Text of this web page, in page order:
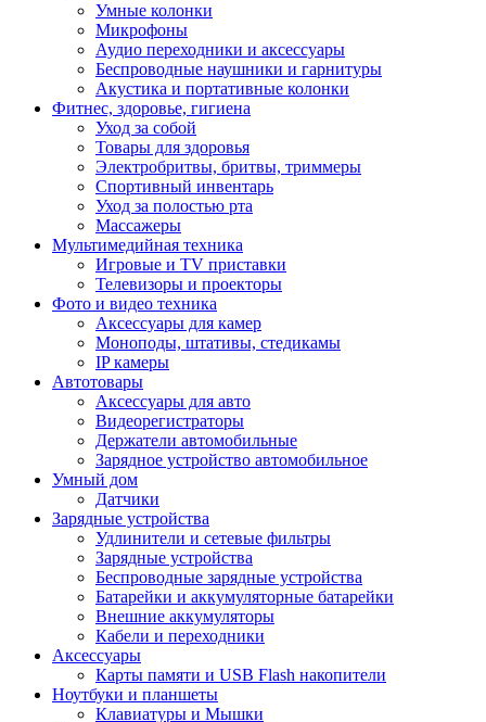
Умные колонки
Микрофоны
Аудио переходники и аксессуары
Беспроводные наушники и гарнитуры
Акустика и портативные колонки
Фитнес, здоровье, гигиена
Уход за собой
Товары для здоровья
Электробритвы, бритвы, триммеры
Спортивный инвентарь
Уход за полостью рта
Массажеры
Мультимедийная техника
Игровые и TV приставки
Телевизоры и проекторы
Фото и видео техника
Аксессуары для камер
Моноподы, штативы, стедикамы
IP камеры
Автотовары
Аксессуары для авто
Видеорегистраторы
Держатели автомобильные
Зарядное устройство автомобильное
Умный дом
Датчики
Зарядные устройства
Удлинители и сетевые фильтры
Зарядные устройства
Беспроводные зарядные устройства
Батарейки и аккумуляторные батарейки
Внешние аккумуляторы
Кабели и переходники
Аксессуары
Карты памяти и USB Flash накопители
Ноутбуки и планшеты
Клавиатуры и Мышки